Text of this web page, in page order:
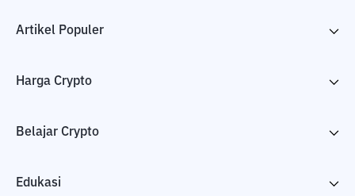
Artikel Populer
Harga Crypto
Belajar Crypto
Edukasi